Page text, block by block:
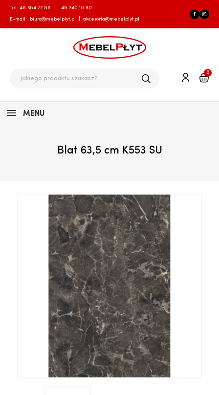
Tel: 48 384 77 88 48 340 10 90
E-mail: biuro@mebelplyt.pl akcesoria@mebelplyt.pl
0
MENU
Blat 63,5 cm K553 SU